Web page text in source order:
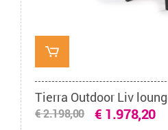
€ 1.978,20
€ 2.198,00